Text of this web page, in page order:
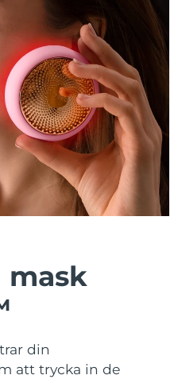
mask
din
att trycka in de
Förväntad leverans
Förväntad leverans 8/12/26
Förväntad leverans8/13/26
Förväntad leverans 8/17/26
Förväntad leverans8/18/26